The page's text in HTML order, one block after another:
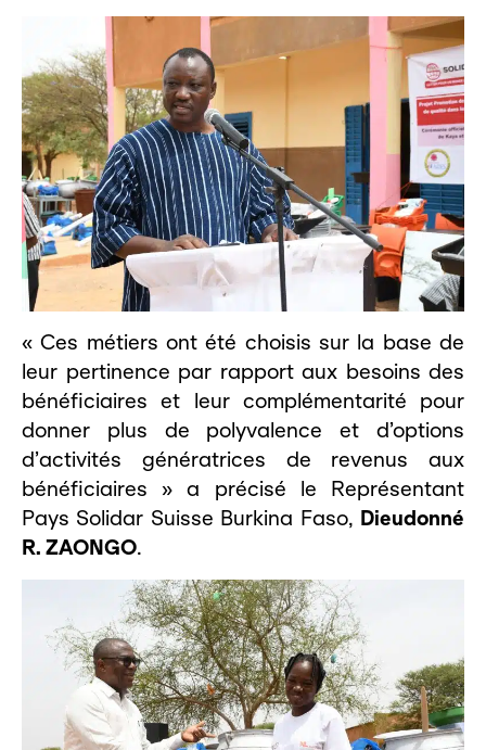
« Ces métiers ont été choisis sur la base de
leur pertinence par rapport aux besoins des
bénéficiaires et leur complémentarité pour
donner plus de polyvalence et d’options
d’activités génératrices de revenus aux
bénéficiaires » a précisé le Représentant
Pays Solidar Suisse Burkina Faso, Dieudonné
R. ZAONGO.